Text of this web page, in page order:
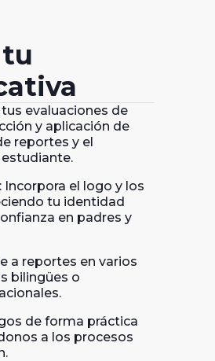
evaluaciones de
y aplicación de
reportes y el
: Incorpora el logo y los
tu identidad
en padres y
a reportes en varios
bilingües o
de forma práctica
a los procesos